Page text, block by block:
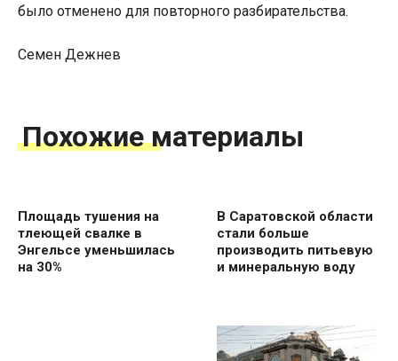
было отменено для повторного разбирательства.
Семен Дежнев
Похожие материалы
Площадь тушения на
тлеющей свалке в
Энгельсе уменьшилась
на 30%
В Саратовской области
стали больше
производить питьевую
и минеральную воду